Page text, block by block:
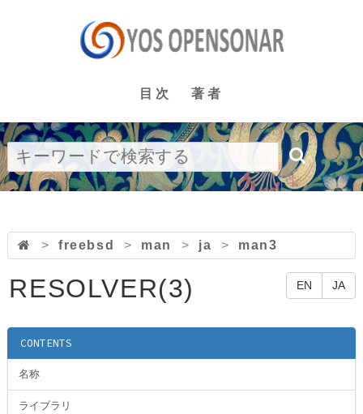
目次 著者
> freebsd > man > ja > man3
EN JA
RESOLVER(3)
CONTENTS
名称
ライブラリ